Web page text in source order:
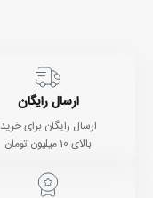
ارسال رایگان
ارسال رایگان برای خرید
بالای 10 میلیون تومان